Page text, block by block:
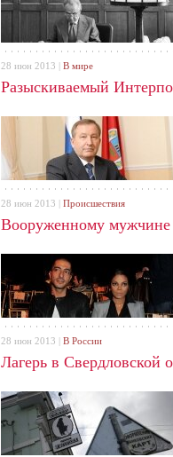
Разыскиваемый
28 июн 2013 | В мире
Вооруженному мужчине
28 июн 2013 | Происшествия
Лагерь в Свердловской
28 июн 2013 | В России